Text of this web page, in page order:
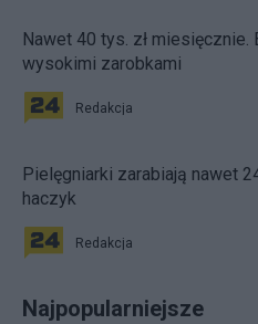
Nawet 40 tys. zł
wysokimi zarobkami
Redakcja
Pielęgniarki zarabiają nawet
haczyk
Redakcja
Najpopularniejsze